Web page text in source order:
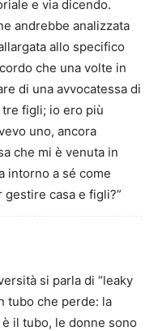
e via dicendo.
andrebbe analizzata
allo specifico
che una volte in
di una avvocatessa di
figli; io ero più
uno, ancora
che mi è venuta in
intorno a sé come
casa e figli?”
si parla di “leaky
tubo che perde: la
il tubo, le donne sono